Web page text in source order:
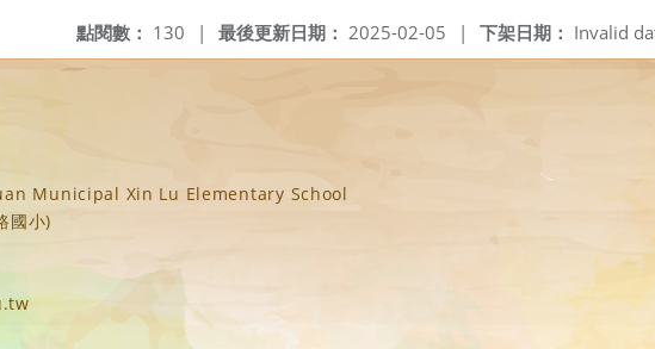
下架日期： Invalid
最後更新日期： 2025-02-05 |
點閱數： 130 |
Municipal Xin Lu Elementary School
國小)